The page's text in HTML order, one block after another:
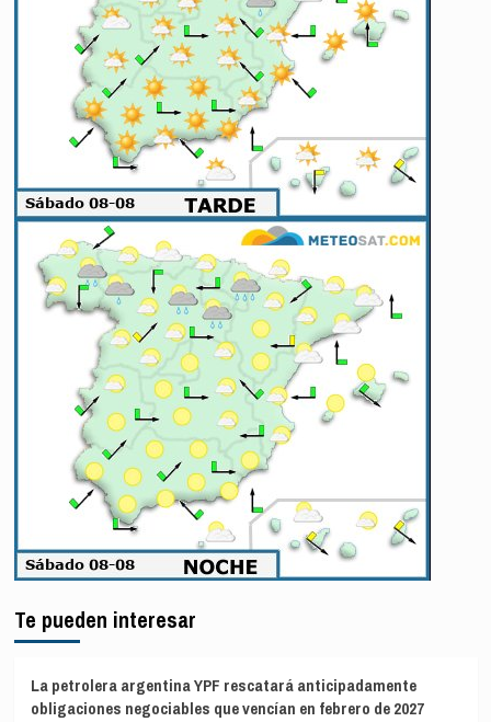
Te pueden interesar
La petrolera argentina YPF rescatará anticipadamente
obligaciones negociables que vencían en febrero de 2027